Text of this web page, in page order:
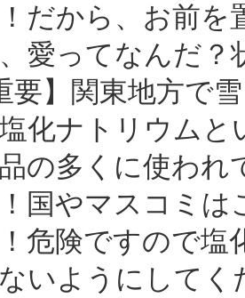
だから、お前を
愛ってなんだ？
要】関東地方で
化ナトリウムと
の多くに使わ
国やマスコミは
危険ですので塩
ないようにし